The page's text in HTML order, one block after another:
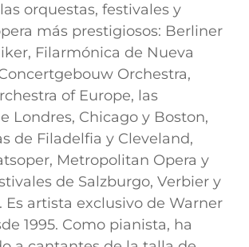
orquestas, festivales y
más prestigiosos: Berliner
Filarmónica de Nueva
Orchestra,
of Europe, las
Londres, Chicago y Boston,
de Filadelfia y Cleveland,
Metropolitan Opera y
de Salzburgo, Verbier y
Es artista exclusivo de Warner
1995. Como pianista, ha